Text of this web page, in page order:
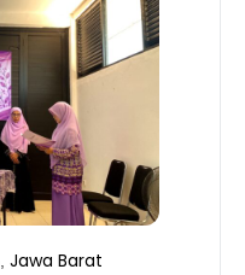
, Jawa Barat